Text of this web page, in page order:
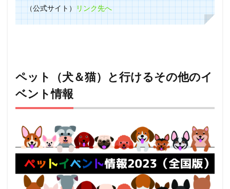
（公式サイト）リンク先へ
ペット（犬＆猫）と行けるその他のイ
ベント情報